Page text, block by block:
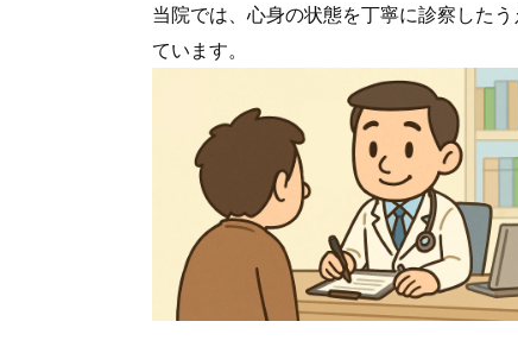
当院では、心身の状態を丁寧に診察した
ています。